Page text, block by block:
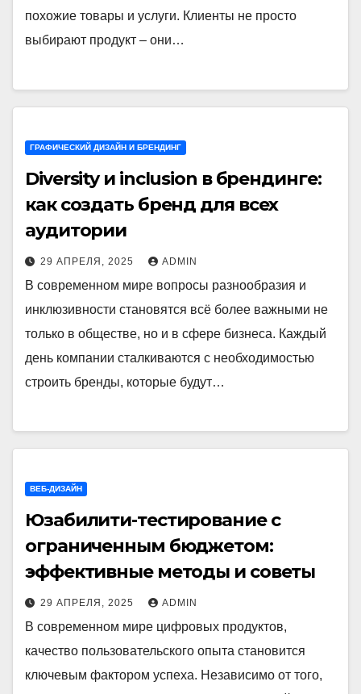
похожие товары и услуги. Клиенты не просто
выбирают продукт – они…
ГРАФИЧЕСКИЙ ДИЗАЙН И БРЕНДИНГ
Diversity и inclusion в брендинге:
как создать бренд для всех
аудитории
29 АПРЕЛЯ, 2025 ADMIN
В современном мире вопросы разнообразия и
инклюзивности становятся всё более важными не
только в обществе, но и в сфере бизнеса. Каждый
день компании сталкиваются с необходимостью
строить бренды, которые будут…
ВЕБ-ДИЗАЙН
Юзабилити-тестирование с
ограниченным бюджетом:
эффективные методы и советы
29 АПРЕЛЯ, 2025 ADMIN
В современном мире цифровых продуктов,
качество пользовательского опыта становится
ключевым фактором успеха. Независимо от того,